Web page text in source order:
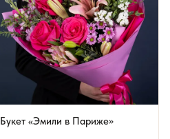
Букет «Эмили в Париже»